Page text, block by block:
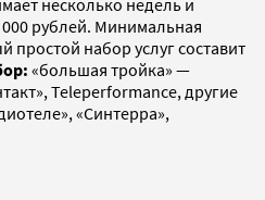
000 рублей. Минимальная
простой набор услуг составит
«большая тройка» —
Teleperformance, другие
«Синтерра»,